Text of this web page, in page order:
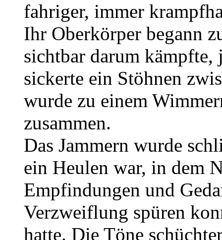
fahriger, immer
Ihr Oberkörper begann
sichtbar darum kämpfte,
sickerte ein Stöhnen
wurde zu einem
zusammen.
Das Jammern wurde
ein Heulen war, in dem
Empfindungen und
Verzweiflung spüren
hatte. Die Töne